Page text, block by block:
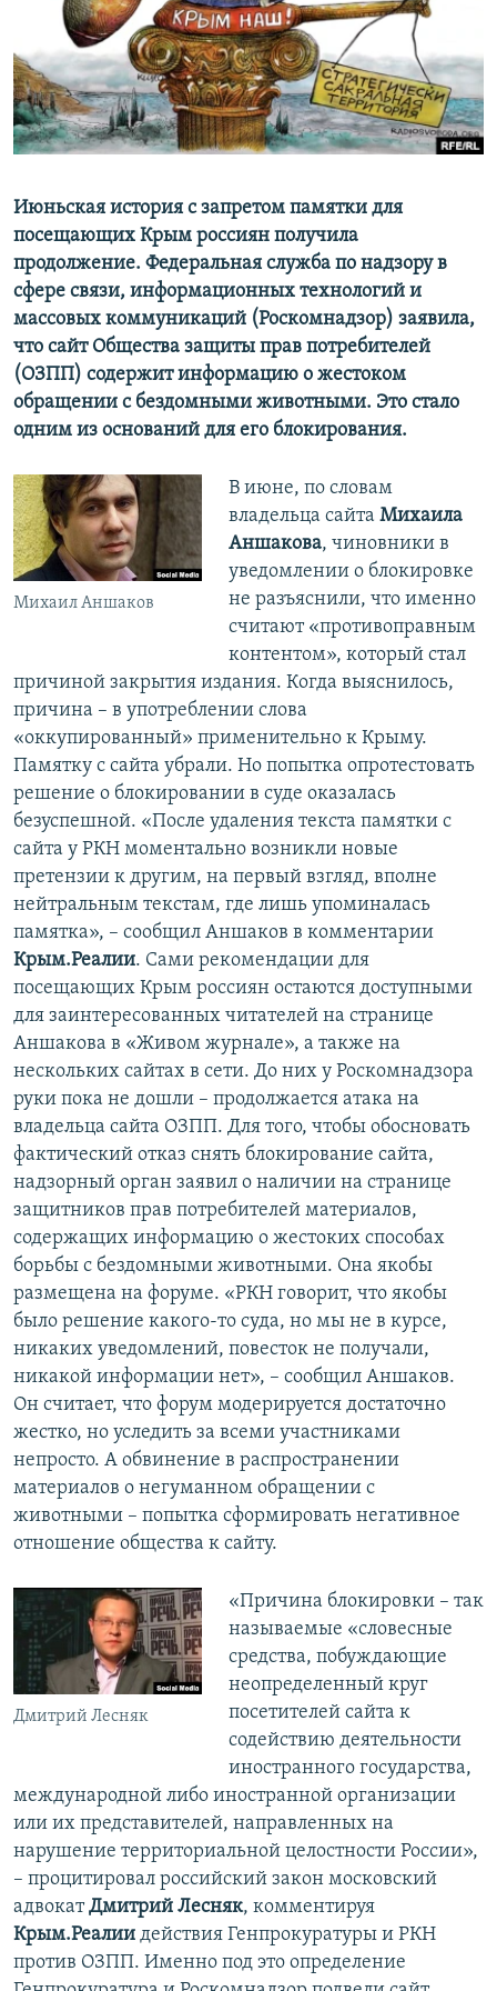
ПОБЕДИТЕЛЕЙ НЕ СУДЯТ?
КРЫМ.НЕПОКОРЕННЫЙ
ELIFBE
УКРАИНСКАЯ ПРОБЛЕМА КРЫМА
ПРИСОЕДИНЯЙТЕСЬ!
Июньская история с запретом памятки для
посещающих Крым россиян получила
продолжение. Федеральная служба по надзору в
сфере связи, информационных технологий и
массовых коммуникаций (Роскомнадзор) заявила,
что сайт Общества защиты прав потребителей
(ОЗПП) содержит информацию о жестоком
обращении с бездомными животными. Это стало
одним из оснований для его блокирования.
Михаил Аншаков
В июне, по словам
владельца сайта Михаила
Аншакова, чиновники в
уведомлении о блокировке
не разъяснили, что именно
считают «противоправным
контентом», который стал
причиной закрытия издания. Когда выяснилось,
причина – в употреблении слова
«оккупированный» применительно к Крыму.
Памятку с сайта убрали. Но попытка опротестовать
решение о блокировании в суде оказалась
безуспешной. «После удаления текста памятки с
сайта у РКН моментально возникли новые
претензии к другим, на первый взгляд, вполне
нейтральным текстам, где лишь упоминалась
памятка», – сообщил Аншаков в комментарии
Крым.Реалии. Сами рекомендации для
посещающих Крым россиян остаются доступными
для заинтересованных читателей на странице
Аншакова в «Живом журнале», а также на
нескольких сайтах в сети. До них у Роскомнадзора
руки пока не дошли – продолжается атака на
владельца сайта ОЗПП. Для того, чтобы обосновать
фактический отказ снять блокирование сайта,
надзорный орган заявил о наличии на странице
защитников прав потребителей материалов,
содержащих информацию о жестоких способах
борьбы с бездомными животными. Она якобы
размещена на форуме. «РКН говорит, что якобы
было решение какого-то суда, но мы не в курсе,
никаких уведомлений, повесток не получали,
никакой информации нет», – сообщил Аншаков.
Он считает, что форум модерируется достаточно
жестко, но уследить за всеми участниками
непросто. А обвинение в распространении
материалов о негуманном обращении с
животными – попытка сформировать негативное
отношение общества к сайту.
Дмитрий Лесняк
«Причина блокировки – так
называемые «словесные
средства, побуждающие
неопределенный круг
посетителей сайта к
содействию деятельности
иностранного государства,
международной либо иностранной организации
или их представителей, направленных на
нарушение территориальной целостности России»,
– процитировал российский закон московский
адвокатДмитрий Лесняк, комментируя
Крым.Реалии действия Генпрокуратуры и РКН
против ОЗПП. Именно под это определение